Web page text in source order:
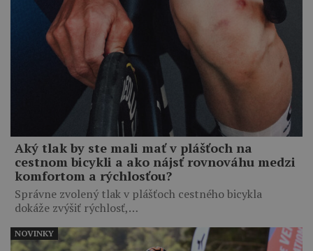
Aký tlak by ste mali mať v plášťoch na
cestnom bicykli a ako nájsť rovnováhu medzi
komfortom a rýchlosťou?
Správne zvolený tlak v plášťoch cestného bicykla
dokáže zvýšiť rýchlosť,…
NOVINKY